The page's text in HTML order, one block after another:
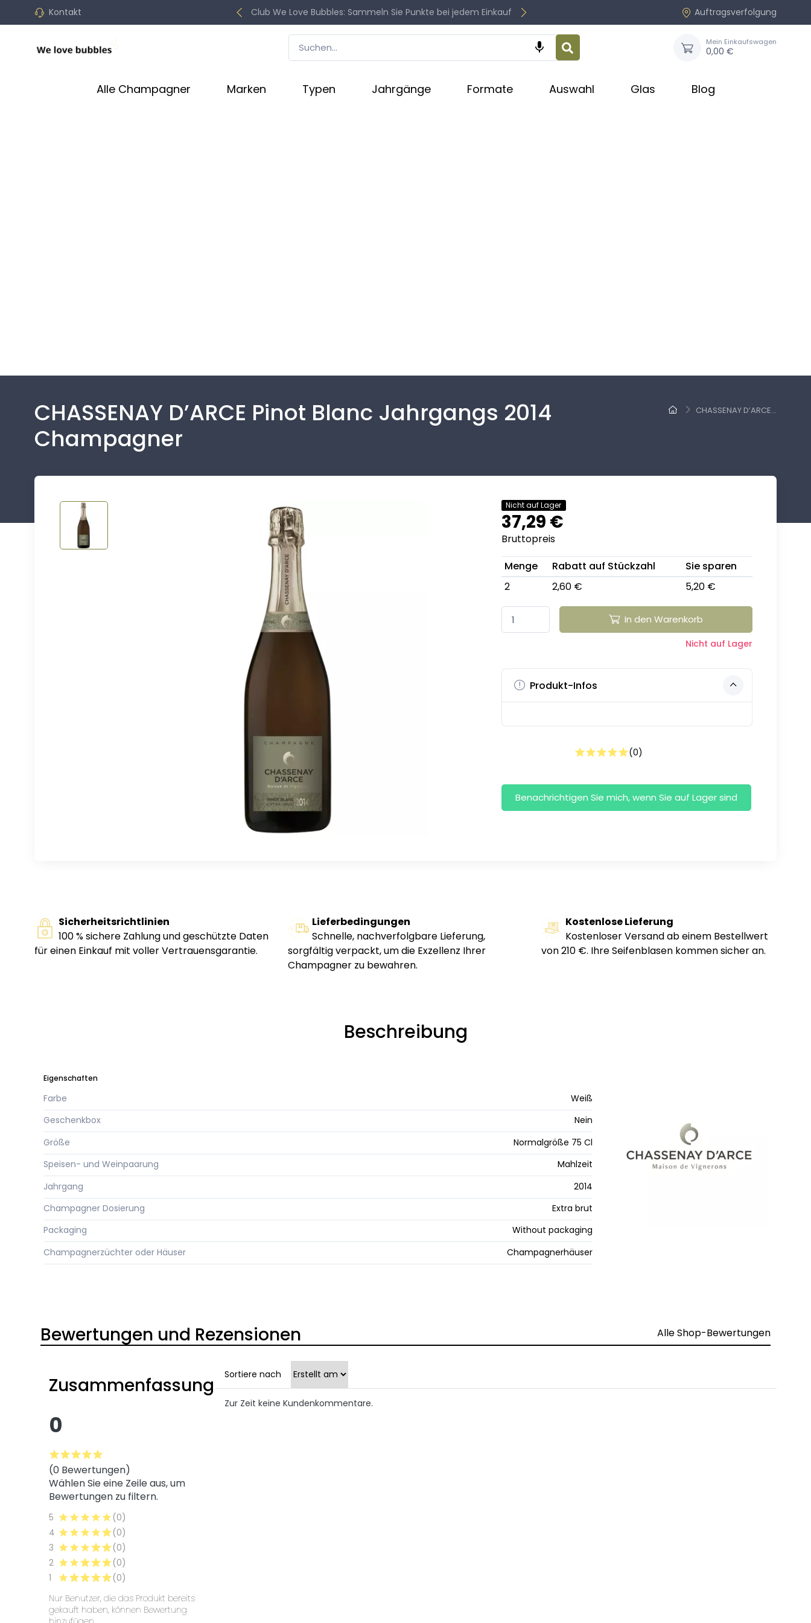
Kontakt Club We Love Bubbles: Sammeln Sie Punkte bei jedem Einkauf Auftragsverfolgung
 Mein Einkaufswagen
0,00 €
Alle Champagner Marken Typen Jahrgänge Formate Auswahl Glas Blog
CHASSENAY D’ARCE...
CHASSENAY D’ARCE Pinot Blanc Jahrgangs 2014
Champagner
Nicht auf Lager
37,29 €
Bruttopreis
Menge
Rabatt auf Stückzahl
Sie sparen
2
2,60 € 5,20 €
In den Warenkorb
Nicht auf Lager
Produkt-Infos
(0)
Sicherheitsrichtlinien
100 % sichere Zahlung und geschützte Daten
für einen Einkauf mit voller Vertrauensgarantie.
Lieferbedingungen
Schnelle, nachverfolgbare Lieferung,
sorgfältig verpackt, um die Exzellenz Ihrer
Champagner zu bewahren.
Kostenlose Lieferung
Kostenloser Versand ab einem Bestellwert
von 210 €. Ihre Seifenblasen kommen sicher an.
Beschreibung
Eigenschaften
Farbe
Weiß
Geschenkbox
Nein
Größe
Normalgröße 75 Cl
Speisen- und Weinpaarung
Mahlzeit
Jahrgang
2014
Champagner Dosierung
Extra brut
Packaging
Without packaging
Champagnerzüchter oder Häuser
Champagnerhäuser
Bewertungen und Rezensionen Alle Shop-Bewertungen
Zusammenfassung
0
(0 Bewertungen)
Wählen Sie eine Zeile aus, um
Bewertungen zu filtern.
5
(0)
4
(0)
3
(0)
2
(0)
1
(0)
Nur Benutzer, die das Produkt bereits
gekauft haben, können Bewertung
Sortiere nach
Zur Zeit keine Kundenkommentare.